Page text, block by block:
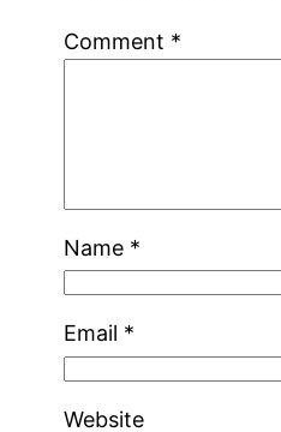
Comment *
Name *
Email *
Website